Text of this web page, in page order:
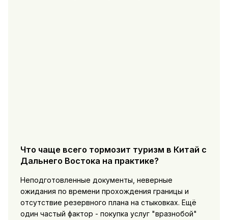
Что чаще всего тормозит туризм в Китай с
Дальнего Востока на практике?
Неподготовленные документы, неверные
ожидания по времени прохождения границы и
отсутствие резервного плана на стыковках. Ещё
один частый фактор - покупка услуг "вразнобой"